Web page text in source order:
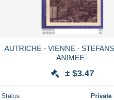
AUTRICHE - VIENNE -
ANIMEE -
± $3.47
Status Private